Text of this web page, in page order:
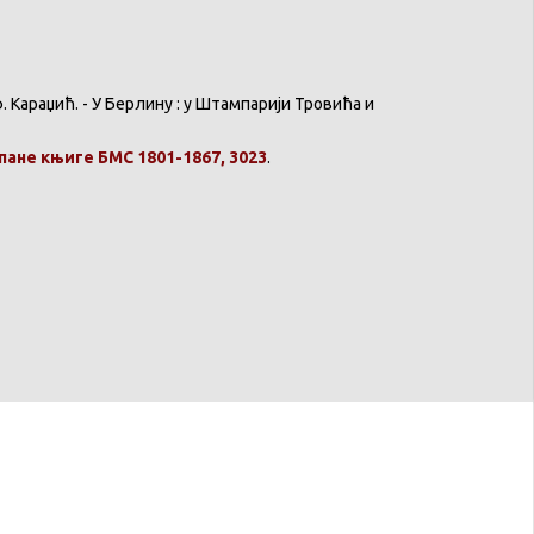
. Караџић. - УБерлину: уШтампарији Тровића и
књиге БМС 1801-1867, 3023.